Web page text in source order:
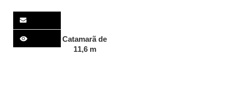
Catamarã de
11,6 m